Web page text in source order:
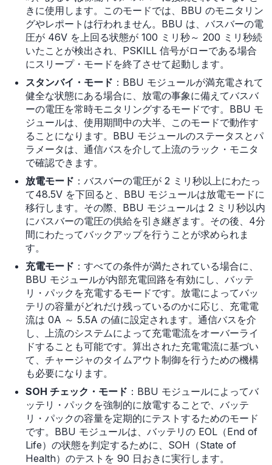
きに使用します。このモードでは、BBU のモニタリン
グやレポートは行われません。BBU は、バスバーの電
圧が 46V を上回る状態が 100 ミリ秒～ 200 ミリ秒続
いたことが検出され、PSKILL 信号がローである場合
にスリープ・モードを終了させて起動します。
スタンバイ・モード ：BBU モジュールが満充電されて
健全な状態にある場合に、放電の事象に備えてバスバ
ーの電圧を常時モニタリングするモードです。BBU モ
ジュールは、使用期間中の大半、このモードで動作す
ることになります。BBU モジュールのステータスとパ
ラメータは、通信バスを介して上流のラック・モニタ
で確認できます。
放電モード ：バスバーの電圧が 2 ミリ秒以上にわたっ
て48.5V を下回ると、BBU モジュールは放電モードに
移行します。その際、BBU モジュールは 2 ミリ秒以内
にバスバーの電圧の供給を引き継ぎます。その後、4分
間にわたってバックアップを行うことが求められま
す。
充電モード ：すべての条件が満たされている場合に、
BBU モジュールが内部充電回路を有効にし、バッテ
リ・パックを充電するモードです。放電によってバッ
テリの容量がどれだけ残っているのかに応じ、充電電
流は 0A ～ 5.5A の値に設定されます。通信バスを介
し、上流のシステムによって充電電流をオーバーライ
ドすることも可能です。算出された充電電流に基づい
て、チャージャのタイムアウト制御を行うための機構
も必要になります。
SOH チェック・モード ：BBU モジュールによってバ
ッテリ・パックを強制的に放電することで、バッテ
リ・パックの容量を定期的にテストするためのモード
です。BBU モジュールは、バッテリの EOL（End of
Life）の状態を判定するために、SOH（State of
Health）のテストを 90 日おきに実行します。